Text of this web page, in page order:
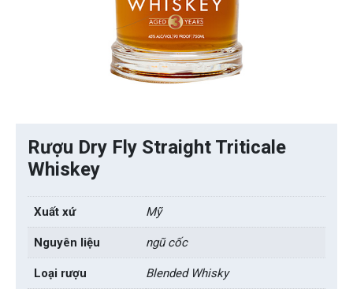
Rượu Dry Fly Straight Triticale
Whiskey
Xuất xứ Mỹ
Nguyên liệu ngũ cốc
Loại rượu Blended Whisky